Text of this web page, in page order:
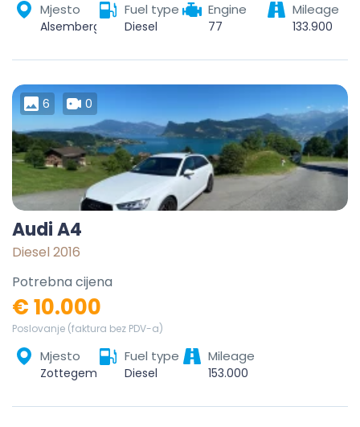
Mjesto Fuel type
Diesel
Engine
77
Mileage
133.900
6 0
Audi A4
Diesel 2016
Potrebna cijena
€ 10.000
Poslovanje (faktura bez PDV-a)
Mjesto Fuel type
Diesel
Mileage
153.000